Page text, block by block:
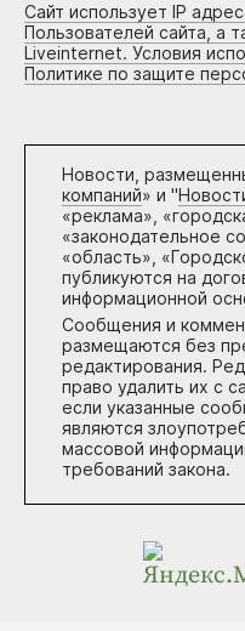
Сайт использует IP
Пользователей сайта, а
Liveinternet. Условия
Политике по защите
Новости,
компаний» и "
«реклама»,
«законодательное
«область»,
публикуются на
информационной
Сообщения и
размещаются без
редактирования.
право удалить их с
если указанные
являются
массовой
требований закона.